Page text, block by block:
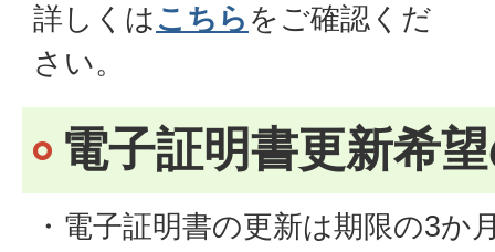
詳しくはこちら をご確認くだ
さい。
電子証明書更新希
・電子証明書の更新は期限の3か